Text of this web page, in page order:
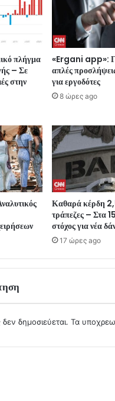
πλήγμα
– Σε
στην
«Ergani app»:
απλές
για εργοδότες
8 ώρες ago
Καθαρά κέρδη
τράπεζες – Στα
στόχος για νέα
17 ώρες ago
δημοσιεύεται. Τα